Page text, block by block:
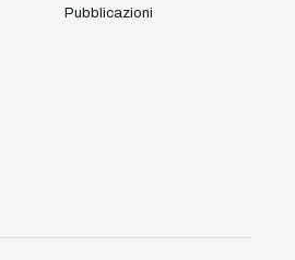
Pubblicazioni